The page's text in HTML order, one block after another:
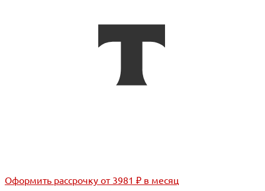
Оформить рассрочку от 3981 ₽ в месяц